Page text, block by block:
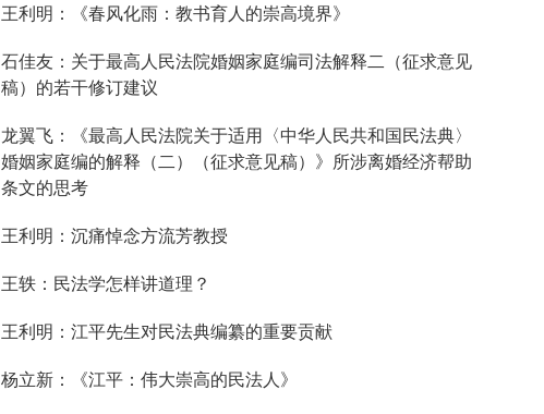
王利明：《春风化雨：教书育人的崇高境界》
石佳友：关于最高人民法院婚姻家庭编司法解释二（征求意见
稿）的若干修订建议
龙翼飞：《最高人民法院关于适用〈中华人民共和国民法典〉
婚姻家庭编的解释（二）（征求意见稿）》所涉离婚经济帮助
条文的思考
王利明：沉痛悼念方流芳教授
王轶：民法学怎样讲道理？
王利明：江平先生对民法典编纂的重要贡献
杨立新：《江平：伟大崇高的民法人》